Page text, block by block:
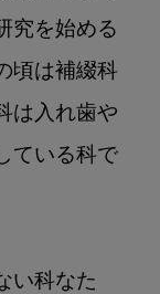
究を始める
頃は補綴科
は入れ歯や
ている科で
い科なた